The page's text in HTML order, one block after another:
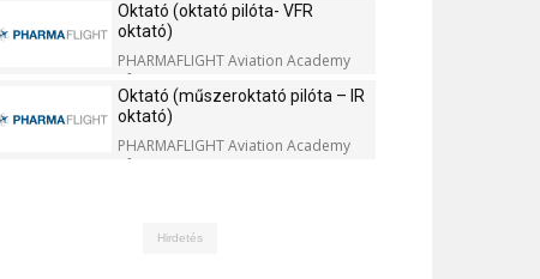
Oktató (oktató pilóta- VFR
oktató)
PHARMAFLIGHT Aviation Academy
Kft.
Oktató (műszeroktató pilóta – IR
oktató)
PHARMAFLIGHT Aviation Academy
Kft.
Hirdetés